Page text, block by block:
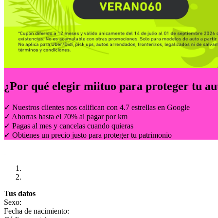
¿Por qué elegir miituo para proteger tu
✓ Nuestros clientes nos califican con 4.7 estrellas en Google
✓ Ahorras hasta el 70% al pagar por km
✓ Pagas al mes y cancelas cuando quieras
✓ Obtienes un precio justo para proteger tu patrimonio
Tus datos
Sexo:
Fecha de nacimiento: